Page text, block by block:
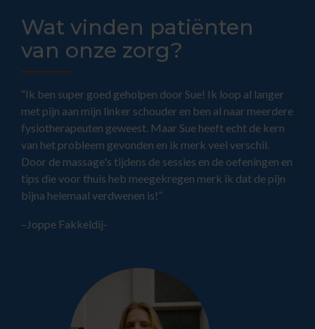
Wat vinden patiënten
van onze zorg?
“Ik ben super goed geholpen door Sue! Ik loop al langer
met pijn aan mijn linker schouder en ben al naar meerdere
fysiotherapeuten geweest. Maar Sue heeft echt de kern
van het probleem gevonden en ik merk veel verschil.
Door de massage's tijdens de sessies en de oefeningen en
tips die voor thuis heb meegekregen merk ik dat de pijn
bijna helemaal verdwenen is!”
–Joppe Fakkeldij-